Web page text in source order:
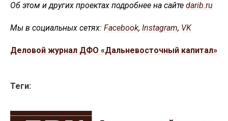
Об этом и других проектах подробнее на сайте darib.ru
Мы в социальных сетях: Facebook, Instagram, VK
Деловой журнал ДФО «Дальневосточный капитал»
Теги: